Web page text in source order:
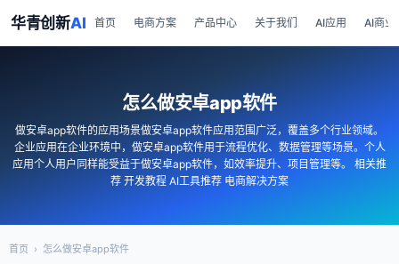
华青创新AI 首页 电商方案 产品中心 关于我们 AI应用 AI商业
怎么做安卓app软件
做安卓app软件的应用场景做安卓app软件应用范围广泛，覆盖多个行业领域。
企业应用在企业环境中，做安卓app软件用于流程优化、数据管理等场景。个人
应用个人用户同样能受益于做安卓app软件，如效率提升、项目管理等。 相关推
荐 开发教程 AI工具推荐 电商解决方案
首页 › 怎么做安卓app软件